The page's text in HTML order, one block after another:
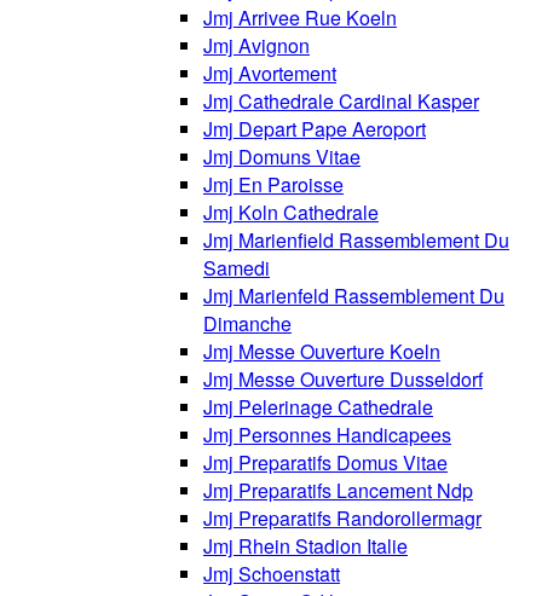
Jmj Arrivee Rue Koeln
Jmj Avignon
Jmj Avortement
Jmj Cathedrale Cardinal Kasper
Jmj Depart Pape Aeroport
Jmj Domuns Vitae
Jmj En Paroisse
Jmj Koln Cathedrale
Jmj Marienfield Rassemblement Du
Samedi
Jmj Marienfeld Rassemblement Du
Dimanche
Jmj Messe Ouverture Koeln
Jmj Messe Ouverture Dusseldorf
Jmj Pelerinage Cathedrale
Jmj Personnes Handicapees
Jmj Preparatifs Domus Vitae
Jmj Preparatifs Lancement Ndp
Jmj Preparatifs Randorollermagr
Jmj Rhein Stadion Italie
Jmj Schoenstatt